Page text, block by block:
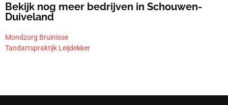
Bekijk nog meer bedrijven in Schouwen-
Duiveland
Mondzorg Bruinisse
Tandartspraktijk Leijdekker